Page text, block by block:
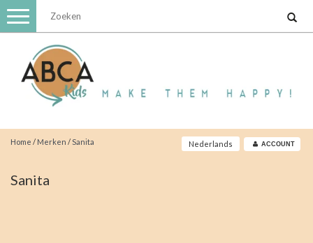
Toggle
navigation
Home / Merken / Sanita Nederlands ACCOUNT
Sanita